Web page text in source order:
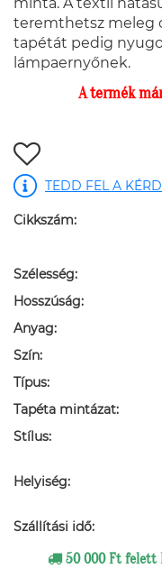
teremthetsz meleg
tapétát pedig
lámpaernyőnek.
A termék
TEDD FEL A
Cikkszám:
Szélesség:
Hosszúság:
Anyag:
Szín:
Típus:
Tapéta mintázat:
Stílus:
Helyiség:
Szállítási idő:
50 000 Ft felett